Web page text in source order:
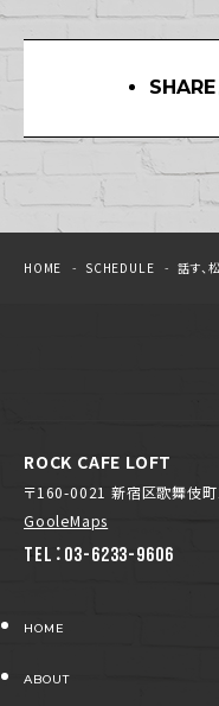
SHARE
HOME SCHEDULE 話す、
ROCK CAFE LOFT
〒160-0021 新宿区歌舞伎
GooleMaps
TEL：03-6233-9606
HOME
ABOUT